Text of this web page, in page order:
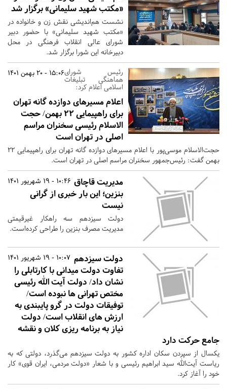
«مکتب شهید سلیمانی» برگزار شد
نشست هم‌اندیشی نقش زن و خانواده در
«مکتب شهید سلیمانی» با حضور دبیر
شورای عالی انقلاب فرهنگی در محل
دبیرخانه این شورا برگزار شد.
15:06 - 20 بهمن 1401رئیس شورای
هماهنگی تبلیغات
اسلامی اعلام کرد:
اعلام مسیر‌های دوازده گانه تهران
برای راهپیمایی ۲۲ بهمن/ حجت
الاسلام رئیسی سخنران مراسم
اصلی در تهران است
حجت‌الاسلام موسی‌پور با اعلام مسیر‌های دوازده گانه تهران برای راهپیمایی ۲۲
بهمن گفت: رئیس‌جمهور سخنران مراسم اصلی در تهران است.
10:46 - 19 شهریور 1401 مدیریت قاچاق
بنزین؛ این بار خبری از گرانی
نیست
دولت سیزدهم سه راهکار غیرقیمتی
مدیریت مصرف بنزین را طراحی کرده‌است.
10:07 - 19 شهریور 1401 دولت سیزدهم
تفاوت دولت میدانی با کارتابلی را
نشان داد/ دولت آیت الله رئیسی
مختص تهرانی ها نبوده است/
توفیقات دولت در گرو پایبندی به
ارزش های انقلاب است/ دولت
نیاز به برنامه ریزی کلان و نقشه
جامع حرکت دارد
یکسال از سپردن سکان اداره کشور به دولت سیزدهم می‌گذرد، دولتی که به
ریاست آیت‌الله سید ابراهیم رئیسی و با شعار «دولت مردمی، ایران قوی» کار
خود را آغاز کرد.